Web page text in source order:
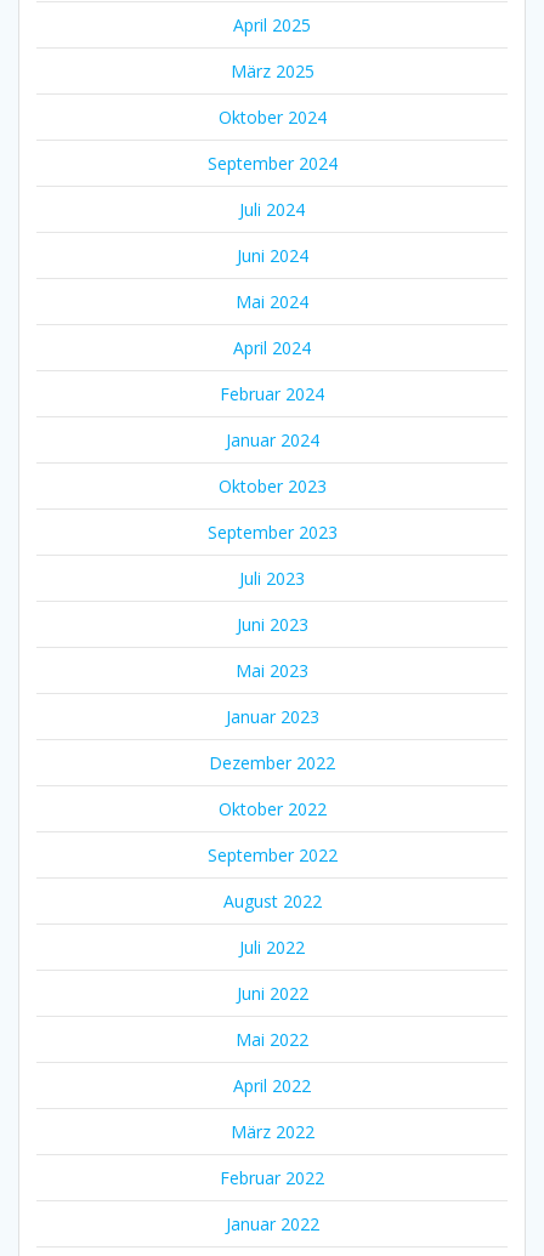
April 2025
März 2025
Oktober 2024
September 2024
Juli 2024
Juni 2024
Mai 2024
April 2024
Februar 2024
Januar 2024
Oktober 2023
September 2023
Juli 2023
Juni 2023
Mai 2023
Januar 2023
Dezember 2022
Oktober 2022
September 2022
August 2022
Juli 2022
Juni 2022
Mai 2022
April 2022
März 2022
Februar 2022
Januar 2022